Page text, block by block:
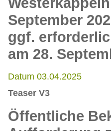
September
ggf.
am 28.
Datum 03.04.2025
Teaser V3
Öffentliche